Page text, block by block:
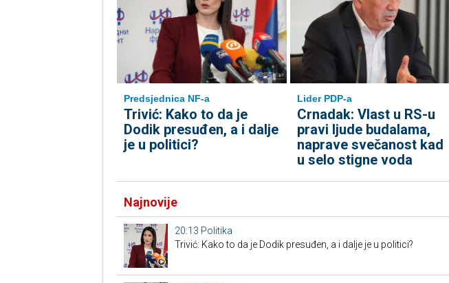
Predsjednica NF-a
Trivić: Kako to da je
Dodik presuđen, a i dalje
je u politici?
Lider PDP-a
Crnadak: Vlast u RS-u
pravi ljude budalama,
naprave svečanost kad
u selo stigne voda
Najnovije
20:13 Politika
Trivić: Kako to da je Dodik presuđen, a i dalje je u politici?